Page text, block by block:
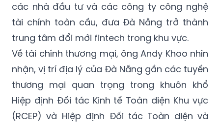
các nhà đầu tư và các công ty công nghệ
tài chính toàn cầu, đưa Đà Nẵng trở thành
trung tâm đổi mới fintech trong khu vực.
Về tài chính thương mại, ông Andy Khoo nhìn
nhận, vị trí địa lý của Đà Nẵng gần các tuyến
thương mại quan trọng trong khuôn khổ
Hiệp định Đối tác Kinh tế Toàn diện Khu vực
(RCEP) và Hiệp định Đối tác Toàn diện và